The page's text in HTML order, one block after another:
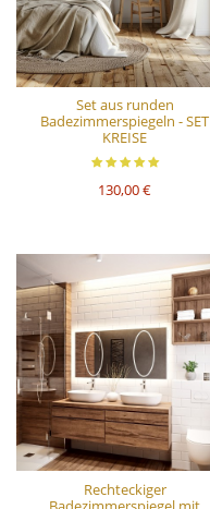
Set aus runden
Badezimmerspiegeln - SET
KREISE
130,00 €
Rechteckiger